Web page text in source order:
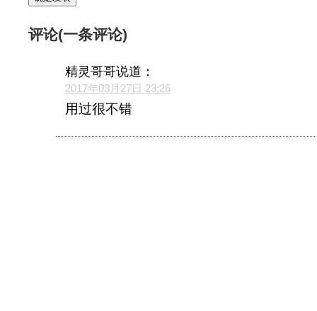
评论(一条评论)
精灵哥哥说道：
2017年03月27日 23:26
用过很不错